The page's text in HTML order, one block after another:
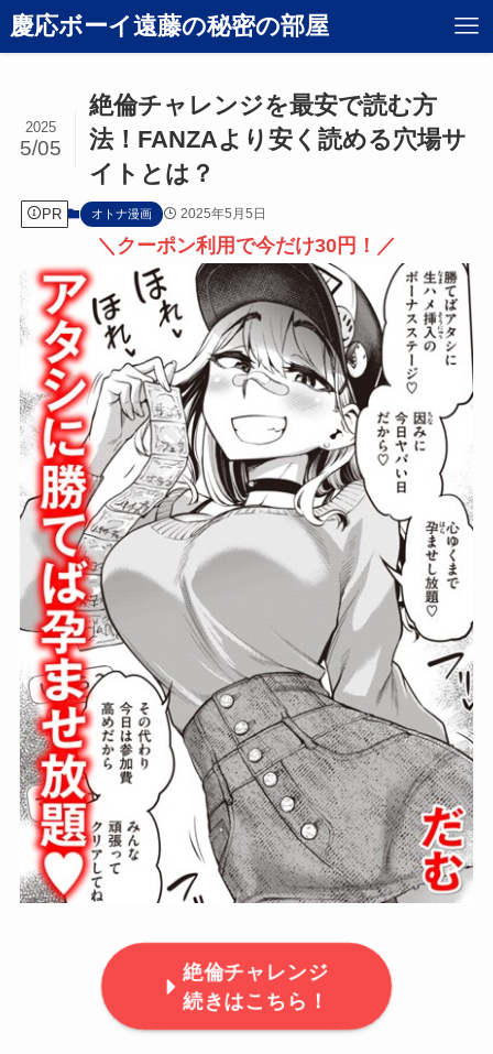
慶応ボーイ遠藤の秘密の部屋
絶倫チャレンジを最安で読む方
法！FANZAより安く読める穴場サ
イトとは？
2025
5/05
PR オトナ漫画 2025年5月5日
＼クーポン利用で今だけ30円！／
絶倫チャレンジ
続きはこちら！